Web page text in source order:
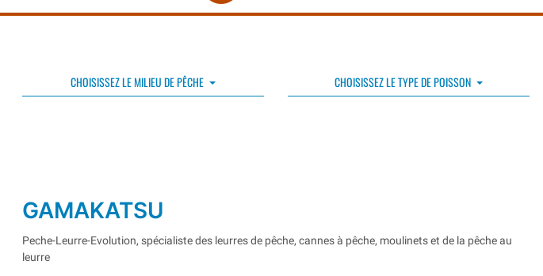
CHOISISSEZ LE MILIEU DE PÊCHE CHOISISSEZ LE TYPE DE POISSON
GAMAKATSU
Peche-Leurre-Evolution, spécialiste des leurres de pêche, cannes à pêche, moulinets et de la pêche au
leurre